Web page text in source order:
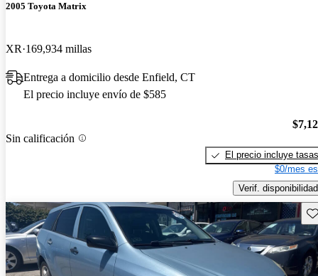
2005 Toyota Matrix
XR 169,934 millas
Entrega a domicilio desde Enfield, CT
El precio incluye envío de $585
Sin calificación
El precio incluye tasas
$0/mes
Verif. disponibilidad